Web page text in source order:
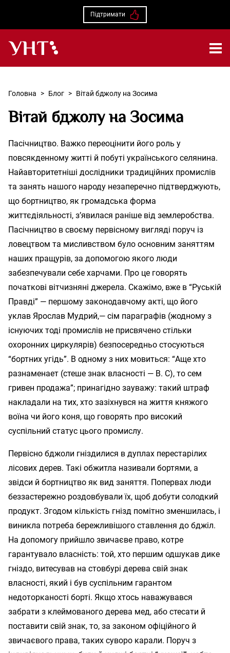
Підтримати
Головна > Блог > Вітай бджолу на Зосима
Вітай бджолу на Зосима
Пасічництво. Важко переоцінити його роль у
повсякденному житті й побуті українського селянина.
Найавторитетніші дослідники традиційних промислів
та занять нашого народу незаперечно підтверджують,
що бортництво, як громадська форма
життєдіяльності, з’явилася раніше від землеробства.
Пасічництво в своєму первісному вигляді поруч із
ловецтвом та мисливством було основним заняттям
наших пращурів, за допомогою якого люди
забезпечували себе харчами. Про це говорять
початкові вітчизняні джерела. Скажімо, вже в “Руській
Правді” — першому законодавчому акті, що його
уклав Ярослав Мудрий,— сім параграфів (жодному з
існуючих тоді промислів не присвячено стільки
охоронних циркулярів) безпосередньо стосуються
“бортних угідь”. В одному з них мовиться: “Аще хто
разнаменает (стеше знак власності — В. С), то сем
гривен продажа”; принагідно зауважу: такий штраф
накладали на тих, хто зазіхнувся на життя княжого
воїна чи його коня, що говорять про високий
суспільний статус цього промислу.
Первісно бджоли гніздилися в дуплах перестарілих
лісових дерев. Такі обжитла називали бортями, а
звідси й бортництво як вид заняття. Попервах люди
беззастережно роздовбували їх, щоб добути солодкий
продукт. Згодом кількість гнізд помітно зменшилась, і
виникла потреба бережливішого ставлення до бджіл.
На допомогу прийшло звичаєве право, котре
гарантувало власність: той, хто першим одшукав дике
гніздо, витесував на стовбурі дерева свій знак
власності, який і був суспільним гарантом
недоторканості борті. Якщо хтось наважувався
забрати з клеймованого дерева мед, або стесати й
поставити свій знак, то, за законом офіційного й
звичаєвого права, таких суворо карали. Поруч з